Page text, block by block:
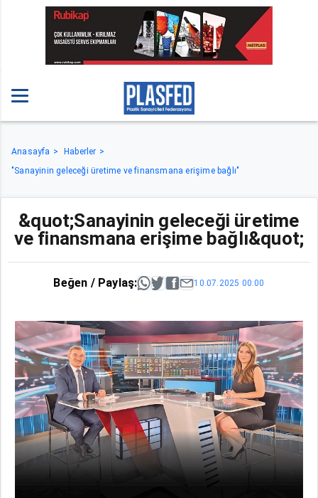
Anasayfa
Haberler
"Sanayinin geleceği üretime ve finansmana erişime bağlı"
&quot;Sanayinin geleceği üretime
ve finansmana erişime bağlı&quot;
Beğen / Paylaş: 10.07.2025 00:00